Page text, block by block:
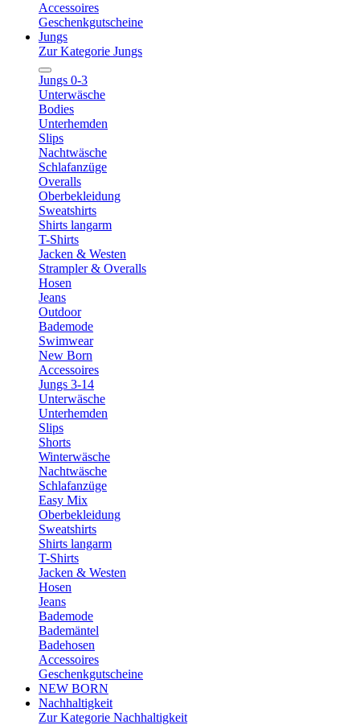
Accessoires
Geschenkgutscheine
Jungs
Zur Kategorie Jungs
Jungs 0-3
Unterwäsche
Bodies
Unterhemden
Slips
Nachtwäsche
Schlafanzüge
Overalls
Oberbekleidung
Sweatshirts
Shirts langarm
T-Shirts
Jacken & Westen
Strampler & Overalls
Hosen
Jeans
Outdoor
Bademode
Swimwear
New Born
Accessoires
Jungs 3-14
Unterwäsche
Unterhemden
Slips
Shorts
Winterwäsche
Nachtwäsche
Schlafanzüge
Easy Mix
Oberbekleidung
Sweatshirts
Shirts langarm
T-Shirts
Jacken & Westen
Hosen
Jeans
Bademode
Bademäntel
Badehosen
Accessoires
Geschenkgutscheine
NEW BORN
Nachhaltigkeit
Zur Kategorie Nachhaltigkeit